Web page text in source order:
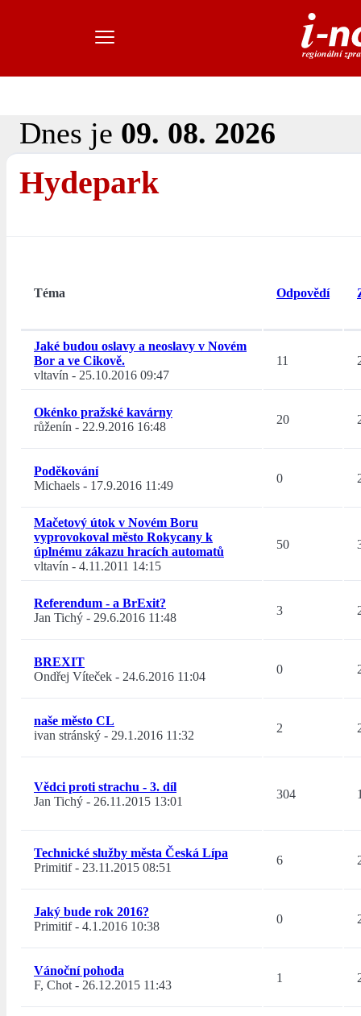
Dnes je 09. 08. 2026
Hydepark
Téma Odpovědí
Jaké budou oslavy a neoslavy v Novém
Bor a ve Cikově.
vltavín - 25.10.2016 09:47
11
Okénko pražské kavárny
růženín - 22.9.2016 16:48
20
Poděkování
Michaels - 17.9.2016 11:49
0
Mačetový útok v Novém Boru
vyprovokoval město Rokycany k
úplnému zákazu hracích automatů
vltavín - 4.11.2011 14:15
50
Referendum - a BrExit?
Jan Tichý - 29.6.2016 11:48
3
BREXIT
Ondřej Víteček - 24.6.2016 11:04
0
naše město CL
ivan stránský - 29.1.2016 11:32
2
Vědci proti strachu - 3. díl
Jan Tichý - 26.11.2015 13:01
304
Technické služby města Česká Lípa
Primitif- 23.11.2015 08:51
6
Jaký bude rok 2016?
Primitif- 4.1.2016 10:38
0
Vánoční pohoda
F, Chot- 26.12.2015 11:43
1